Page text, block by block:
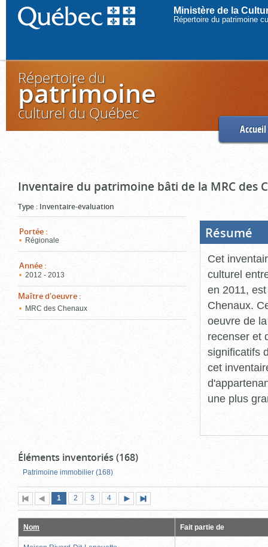
Ministère de la
Répertoire du patrimoine
Répertoire du
patrimoine
culturel du Québec
Accueil
Inventaire du patrimoine bâti de la MRC des
Type : Inventaire-évaluation
Portée :
Régionale
Année :
2012 - 2013
Maître d'oeuvre :
MRC des Chenaux
Résumé
Cet
culturel
en 2011,
Chenaux.
oeuvre de
recenser et
significatifs
cet
une plus
Éléments inventoriés (168)
Patrimoine immobilier (168)
Première
page
Page
précédente
Page
1 (page
actuelle)
Page
2 Page
3 Page
4
suivante
page
Nom Fait partie de